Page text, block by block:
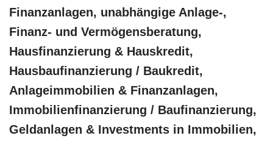
Finanzanlagen, unabhängige Anlage-,
Finanz- und Vermögensberatung,
Hausfinanzierung & Hauskredit,
Hausbaufinanzierung / Baukredit,
Anlageimmobilien & Finanzanlagen,
Immobilienfinanzierung / Baufinanzierung,
Geldanlagen & Investments in Immobilien,